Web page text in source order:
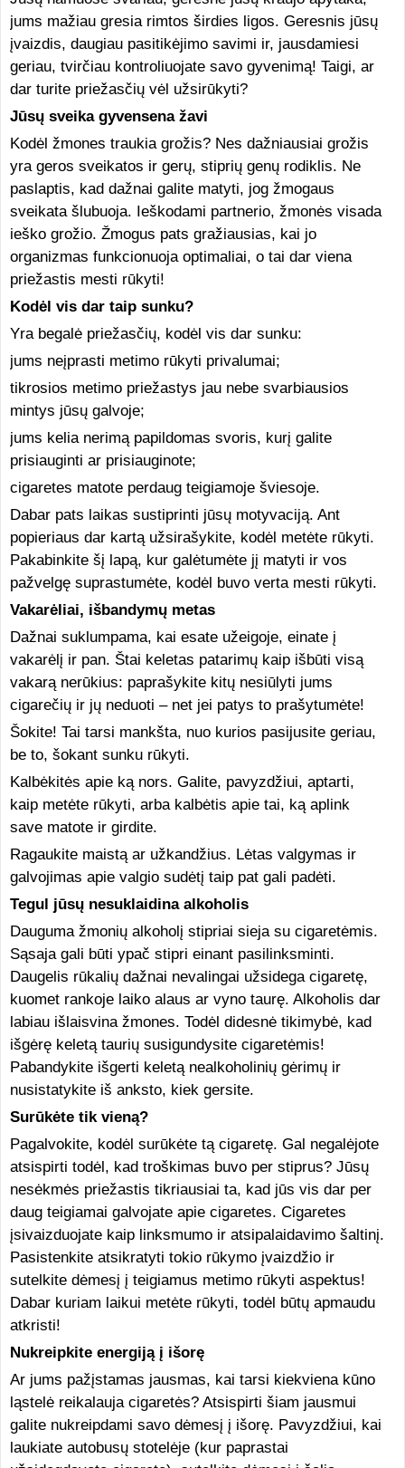
jums mažiau gresia rimtos širdies ligos. Geresnis jūsų
įvaizdis, daugiau pasitikėjimo savimi ir, jausdamiesi
geriau, tvirčiau kontroliuojate savo gyvenimą! Taigi, ar
dar turite priežasčių vėl užsirūkyti?
Jūsų sveika gyvensena žavi
Kodėl žmones traukia grožis? Nes dažniausiai grožis
yra geros sveikatos ir gerų, stiprių genų rodiklis. Ne
paslaptis, kad dažnai galite matyti, jog žmogaus
sveikata šlubuoja. Ieškodami partnerio, žmonės visada
ieško grožio. Žmogus pats gražiausias, kai jo
organizmas funkcionuoja optimaliai, o tai dar viena
priežastis mesti rūkyti!
Kodėl vis dar taip sunku?
Yra begalė priežasčių, kodėl vis dar sunku:
jums neįprasti metimo rūkyti privalumai;
tikrosios metimo priežastys jau nebe svarbiausios
mintys jūsų galvoje;
jums kelia nerimą papildomas svoris, kurį galite
prisiauginti ar prisiauginote;
cigaretes matote perdaug teigiamoje šviesoje.
Dabar pats laikas sustiprinti jūsų motyvaciją. Ant
popieriaus dar kartą užsirašykite, kodėl metėte rūkyti.
Pakabinkite šį lapą, kur galėtumėte jį matyti ir vos
pažvelgę suprastumėte, kodėl buvo verta mesti rūkyti.
Vakarėliai, išbandymų metas
Dažnai suklumpama, kai esate užeigoje, einate į
vakarėlį ir pan. Štai keletas patarimų kaip išbūti visą
vakarą nerūkius: paprašykite kitų nesiūlyti jums
cigarečių ir jų neduoti – net jei patys to prašytumėte!
Šokite! Tai tarsi mankšta, nuo kurios pasijusite geriau,
be to, šokant sunku rūkyti.
Kalbėkitės apie ką nors. Galite, pavyzdžiui, aptarti,
kaip metėte rūkyti, arba kalbėtis apie tai, ką aplink
save matote ir girdite.
Ragaukite maistą ar užkandžius. Lėtas valgymas ir
galvojimas apie valgio sudėtį taip pat gali padėti.
Tegul jūsų nesuklaidina alkoholis
Dauguma žmonių alkoholį stipriai sieja su cigaretėmis.
Sąsaja gali būti ypač stipri einant pasilinksminti.
Daugelis rūkalių dažnai nevalingai užsidega cigaretę,
kuomet rankoje laiko alaus ar vyno taurę. Alkoholis dar
labiau išlaisvina žmones. Todėl didesnė tikimybė, kad
išgėrę keletą taurių susigundysite cigaretėmis!
Pabandykite išgerti keletą nealkoholinių gėrimų ir
nusistatykite iš anksto, kiek gersite.
Surūkėte tik vieną?
Pagalvokite, kodėl surūkėte tą cigaretę. Gal negalėjote
atsispirti todėl, kad troškimas buvo per stiprus? Jūsų
nesėkmės priežastis tikriausiai ta, kad jūs vis dar per
daug teigiamai galvojate apie cigaretes. Cigaretes
įsivaizduojate kaip linksmumo ir atsipalaidavimo šaltinį.
Pasistenkite atsikratyti tokio rūkymo įvaizdžio ir
sutelkite dėmesį į teigiamus metimo rūkyti aspektus!
Dabar kuriam laikui metėte rūkyti, todėl būtų apmaudu
atkristi!
Nukreipkite energiją į išorę
Ar jums pažįstamas jausmas, kai tarsi kiekviena kūno
ląstelė reikalauja cigaretės? Atsispirti šiam jausmui
galite nukreipdami savo dėmesį į išorę. Pavyzdžiui, kai
laukiate autobusų stotelėje (kur paprastai